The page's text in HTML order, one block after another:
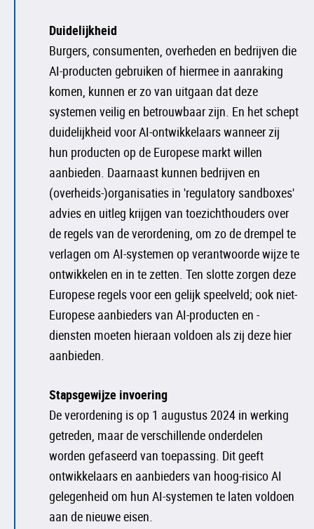
Duidelijkheid
Burgers, consumenten, overheden en bedrijven die
AI-producten gebruiken of hiermee in aanraking
komen, kunnen er zo van uitgaan dat deze
systemen veilig en betrouwbaar zijn. En het schept
duidelijkheid voor AI-ontwikkelaars wanneer zij
hun producten op de Europese markt willen
aanbieden. Daarnaast kunnen bedrijven en
(overheids-)organisaties in 'regulatory sandboxes'
advies en uitleg krijgen van toezichthouders over
de regels van de verordening, om zo de drempel te
verlagen om AI-systemen op verantwoorde wijze te
ontwikkelen en in te zetten. Ten slotte zorgen deze
Europese regels voor een gelijk speelveld; ook niet-
Europese aanbieders van AI-producten en -
diensten moeten hieraan voldoen als zij deze hier
aanbieden.
Stapsgewijze invoering
De verordening is op 1 augustus 2024 in werking
getreden, maar de verschillende onderdelen
worden gefaseerd van toepassing. Dit geeft
ontwikkelaars en aanbieders van hoog-risico AI
gelegenheid om hun AI-systemen te laten voldoen
aan de nieuwe eisen.